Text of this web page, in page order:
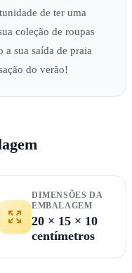
de ter uma
coleção de roupas
a sua saída de praia
do verão!
DIMENSÕES DA
EMBALAGEM
20 × 15 × 10
centímetros